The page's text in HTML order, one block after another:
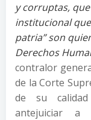
y corruptas,
institucional
patria” son
Derechos
contralor
de la Corte
de su
antejuiciar